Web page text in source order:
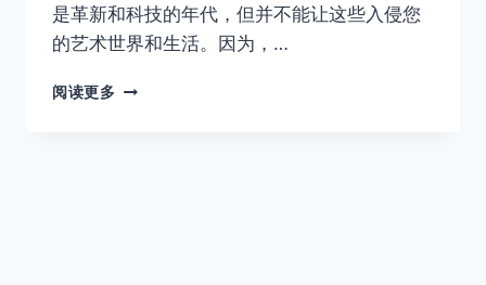
是革新和科技的年代，但并不能让这些入侵您
的艺术世界和生活。因为，…
阅读更多 NIKON